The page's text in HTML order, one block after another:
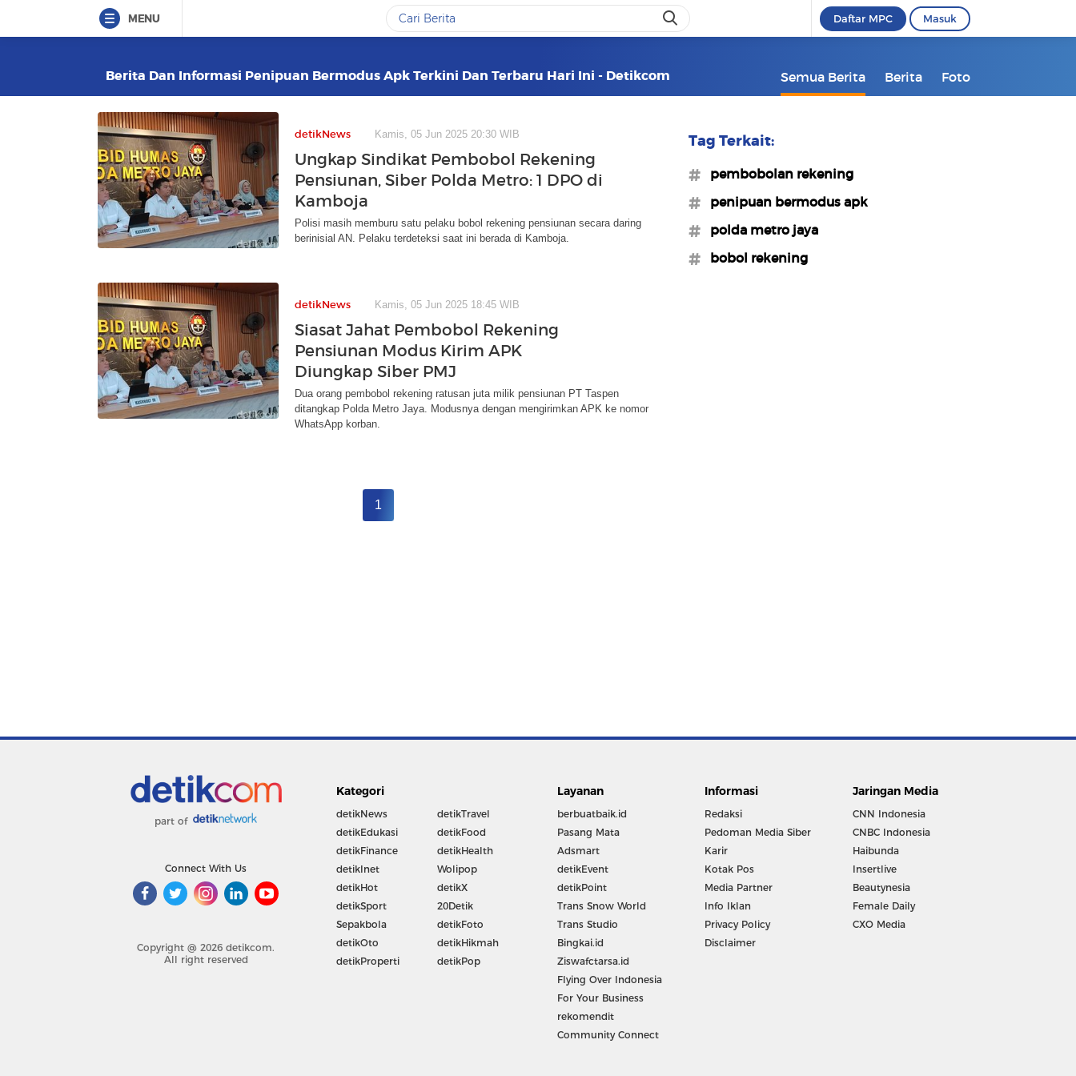
MENU Daftar MPC Masuk
Berita Dan Informasi Penipuan Bermodus Apk Terkini Dan Terbaru Hari Ini - Detikcom Semua Berita Berita Foto
detikNews Kamis, 05 Jun 2025 20:30 WIB
Ungkap Sindikat Pembobol Rekening
Pensiunan, Siber Polda Metro: 1 DPO di
Kamboja
Polisi masih memburu satu pelaku bobol rekening pensiunan secara daring
berinisial AN. Pelaku terdeteksi saat ini berada di Kamboja.
detikNews Kamis, 05 Jun 2025 18:45 WIB
Siasat Jahat Pembobol Rekening
Pensiunan Modus Kirim APK
Diungkap Siber PMJ
Dua orang pembobol rekening ratusan juta milik pensiunan PT Taspen
ditangkap Polda Metro Jaya. Modusnya dengan mengirimkan APK ke nomor
WhatsApp korban.
1
Tag Terkait:
#pembobolan rekening
#penipuan bermodus apk
#polda metro jaya
#bobol rekening
part of
Connect With Us
Copyright @ 2026 detikcom.
All right reserved
Kategori
detikNews
detikEdukasi
detikFinance
detikInet
detikHot
detikSport
Sepakbola
detikOto
detikProperti
detikTravel
detikFood
detikHealth
Wolipop
detikX
20Detik
detikFoto
detikHikmah
detikPop
Layanan
berbuatbaik.id
Pasang Mata
Adsmart
detikEvent
detikPoint
Trans Snow World
Trans Studio
Bingkai.id
Ziswafctarsa.id
Flying Over Indonesia
For Your Business
rekomendit
Community Connect
Informasi
Redaksi
Pedoman Media Siber
Karir
Kotak Pos
Media Partner
Info Iklan
Privacy Policy
Disclaimer
Jaringan Media
CNN Indonesia
CNBC Indonesia
Haibunda
Insertlive
Beautynesia
Female Daily
CXO Media